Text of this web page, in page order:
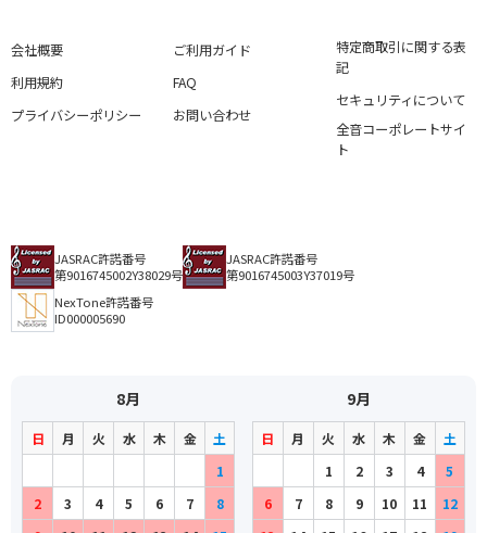
会社概要
利用規約
プライバシーポリシー
ご利用ガイド
FAQ
お問い合わせ
特定商取引に関する表
記
セキュリティについて
全音コーポレートサイ
ト
JASRAC許諾番号
第9016745002Y38029号
JASRAC許諾番号
第9016745003Y37019号
NexTone許諾番号
ID000005690
8月
日 月 火 水 木 金
土
1
2
3 4 5 6 7
8
9月
日 月 火 水 木 金
土
1
2 3 4
5
6
7 8 9 10 11
12